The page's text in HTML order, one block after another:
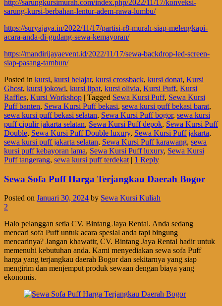
http://sarungkursimurah.com/index.php/2022/11/17/konveksi-
sarung-kursi-berbahan-lentur-adem-rawa-lumbu/
https://suryajaya.in/2022/11/17/partisi-r8-murah-siap-melengkapi-
acara-anda-di-gudang-sewa-kemayoran/
https://mandirijayaevent.id/2022/11/17/sewa-backdrop-led-screen-
siap-pasang-tambun/
Posted in kursi, kursi belajar, kursi crossback, kursi donat, Kursi
Ghost, kursi jokowi, kursi lipat, kursi olivia, Kursi Puff, Kursi
Raffles, Kursi Workshop | Tagged Sewa Kursi Puff, Sewa Kursi
Puff banten, Sewa Kursi Puff bekasi, sewa kursi puff bekasi barat,
sewa kursi puff bekasi selatan, Sewa Kursi Puff bogor, sewa kursi
puff cipulir jakarta selatan, Sewa Kursi Puff depok, Sewa Kursi Puff
Double, Sewa Kursi Puff Double luxury, Sewa Kursi Puff jakarta,
sewa kursi puff jakarta selatan, Sewa Kursi Puff karawang, sewa
kursi puff kebayoran lama, Sewa Kursi Puff luxury, Sewa Kursi
Puff tangerang, sewa kursi puff terdekat | 1 Reply
Sewa Sofa Puff Harga Terjangkau Daerah Bogor
Posted on Januari 30, 2024 by Sewa Kursi Kuliah
2
Halo pelanggan setia CV. Bintang Jaya Rental. Anda sedang
mencari sofa Puff untuk acara spesial anda tapi bingung
mencarinya? Jangan khawatir, CV. Bintang Jaya Rental hadir untuk
memenuhi kebutuhan anda. Kami menyediakan sewa sofa Puff
harga yang terjangkau daerah Bogor dan sekitarnya yang siap
mengirim dan menjemput produk sewaan dengan biaya yang
ekonomis.